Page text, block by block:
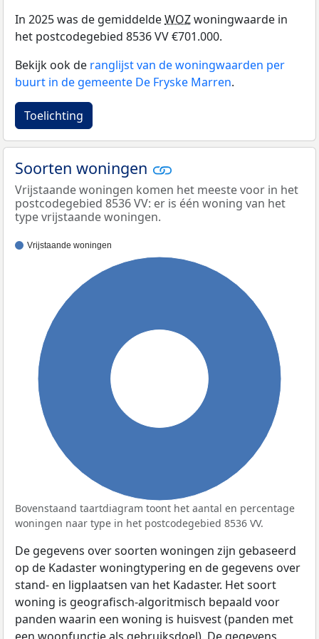
In 2025 was de gemiddeldeWOZwoningwaarde in
het postcodegebied 8536 VV €701.000.
Bekijk ook de ranglijst van de woningwaarden per
buurt in de gemeente De Fryske Marren.
Toelichting
Soorten woningen
Vrijstaande woningen komen het meeste voor in het
postcodegebied 8536 VV: er is één woning van het
type vrijstaande woningen.
Vrijstaande woningen
Bovenstaand taartdiagram toont het aantal en percentage
woningen naar type in het postcodegebied 8536 VV.
De gegevens over soorten woningen zijn gebaseerd
op de Kadaster woningtypering en de gegevens over
stand- en ligplaatsen van het Kadaster. Het soort
woning is geografisch-algoritmisch bepaald voor
panden waarin een woning is huisvest (panden met